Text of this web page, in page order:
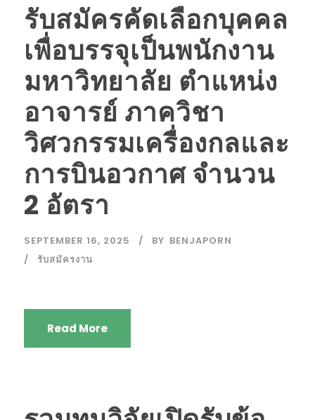
รับสมัครคัดเลือกบุคคล
เพื่อบรรจุเป็นพนักงาน
มหาวิทยาลัย ตำแหน่ง
อาจารย์ ภาควิชา
วิศวกรรมเครื่องกลและ
การบินอวกาศ จำนวน
2 อัตรา
SEPTEMBER 16, 2025 BY BENJAPORN
รับสมัครงาน
Read More